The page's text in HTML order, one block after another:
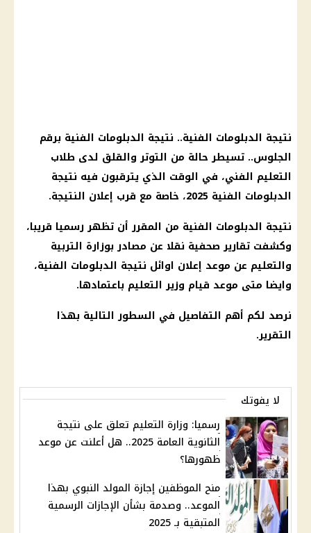
نتيجة الدبلومات الفنية.. نتيجة الدبلومات الفنية برقم
الجلوس.. تسيطر حالة من التوتر والقلق لدى طلاب
التعليم الفني، في الوقت الذي يترقبون فيه نتيجة
الدبلومات الفنية 2025، خاصة مع قرب إعلان النتيجة.
نتيجة الدبلومات الفنية من المقرر أن تظهر رسميا قريبا،
وكشفت تقارير صحفية نقلا عن مصادر بوزارة التربية
والتعليم عن موعد إعلان اوائل نتيجة الدبلومات الفنية،
وايضا متى موعد قيام وزير التعليم باعتمادها.
نرصد لكم أهم التفاصيل في السطور التالية بهذا
التقرير.
لا يفوتك
رسميا: وزارة التعليم تعلق على نتيجة
الثانوية العامة 2025.. هل أعلنت عن موعد
ظهورها؟
منح الموظفين إجازة المولد النبوي بهذا
الموعد.. وصدمة بشأن الإجازات الرسمية
المتبقية بـ 2025